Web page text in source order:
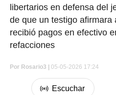
libertarios en defensa del
de que un testigo afirmara
recibió pagos en efectivo
refacciones
Por Rosario3 | 05-05-2026 17:24